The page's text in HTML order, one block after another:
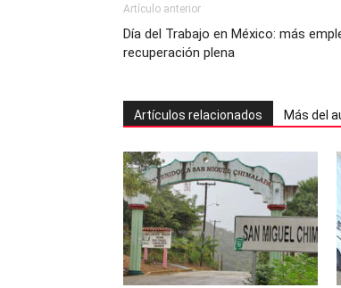
Artículo anterior
Día del Trabajo en México: más
recuperación plena
Artículos relacionados Más del